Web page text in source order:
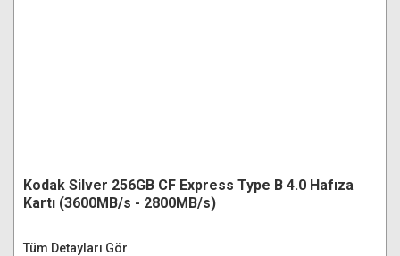
Kodak Silver 256GB CF Express Type B 4.0 Hafıza
Kartı (3600MB/s - 2800MB/s)
Tüm Detayları Gör